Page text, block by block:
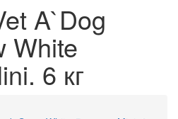
A`Dog
White
6 кг